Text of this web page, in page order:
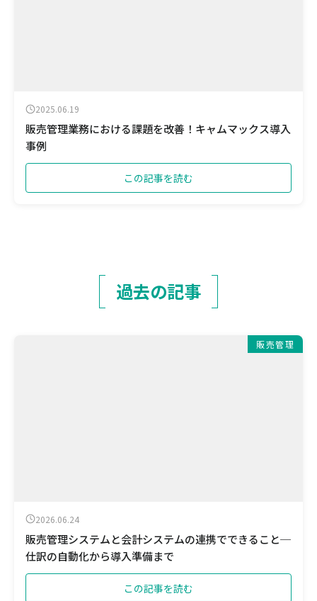
2025.06.19
販売管理業務における課題を改善！キャムマックス導入
事例
この記事を読む
過去の記事
販売管理
2026.06.24
販売管理システムと会計システムの連携でできること─
仕訳の自動化から導入準備まで
この記事を読む